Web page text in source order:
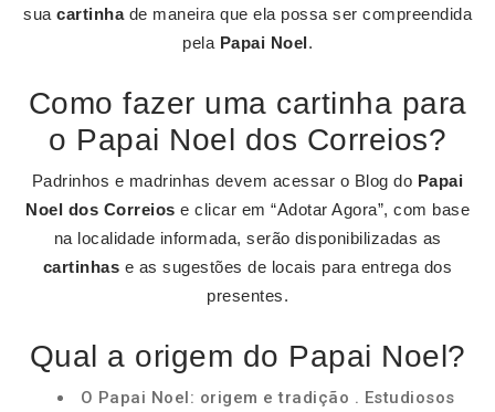
sua cartinhade maneira que ela possa ser compreendida
pela Papai Noel.
Como fazer uma cartinha para
o Papai Noel dos Correios?
Padrinhos e madrinhas devem acessar o Blog do Papai
Noel dos Correios e clicar em “Adotar Agora”, com base
na localidade informada, serão disponibilizadas as
cartinhas e as sugestões de locais para entrega dos
presentes.
Qual a origem do Papai Noel?
O Papai Noel: origem e tradição . Estudiosos